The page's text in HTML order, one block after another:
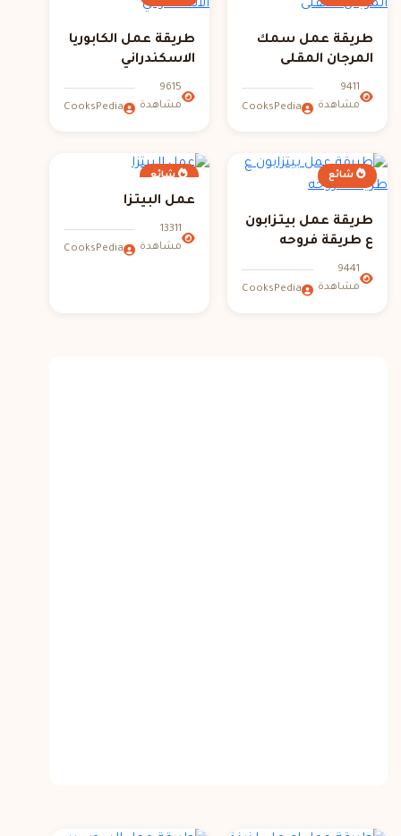
طريقة عمل سمك
المرجان المقلى
9411
مشاهدة
CooksPedia
طريقة عمل الكابوريا
الاسكندراني
9615
مشاهدة
CooksPedia
شائع
طريقة عمل بيتزابون
ع طريقة فروحه
9441
مشاهدة
CooksPedia
شائع
عمل البيتزا
13311
مشاهدة
CooksPedia